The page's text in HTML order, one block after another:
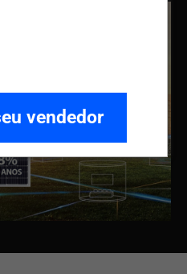
vendedor